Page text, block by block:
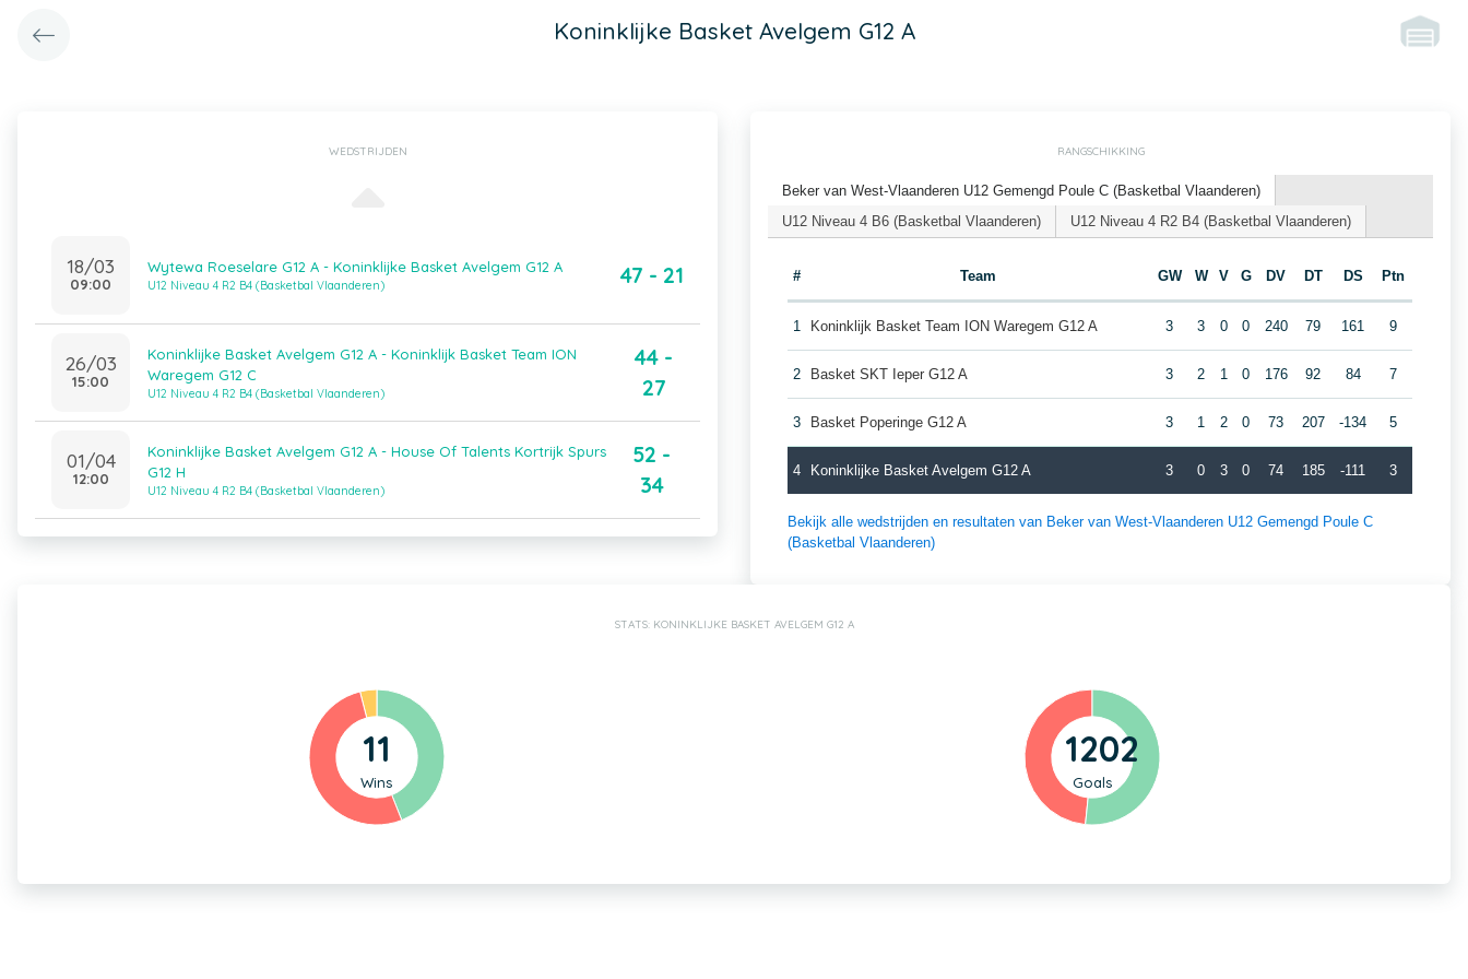
Koninklijke Basket Avelgem G12 A
WEDSTRIJDEN
18/03
09:00
Wytewa Roeselare G12 A - Koninklijke Basket Avelgem G12 A
U12 Niveau 4 R2 B4 (Basketbal Vlaanderen) 47 - 21
26/03
15:00
Koninklijke Basket Avelgem G12 A - Koninklijk Basket Team ION
Waregem G12 C
U12 Niveau 4 R2 B4 (Basketbal Vlaanderen)
44 -
27
01/04
12:00
Koninklijke Basket Avelgem G12 A - House Of Talents Kortrijk Spurs
G12 H
U12 Niveau 4 R2 B4 (Basketbal Vlaanderen)
52 -
34
RANGSCHIKKING
Beker van West-Vlaanderen U12 Gemengd Poule C (Basketbal Vlaanderen)
U12 Niveau 4 B6 (Basketbal Vlaanderen)
U12 Niveau 4 R2 B4 (Basketbal Vlaanderen)
# Team GW W V G DV DT DS Ptn
1 Koninklijk Basket Team ION Waregem G12 A 3 3 0 0 240 79 161 9
2 Basket SKT Ieper G12 A 3 2 1 0 176 92 84 7
3 Basket Poperinge G12 A 3 1 2 0 73 207 -134 5
4 Koninklijke Basket Avelgem G12 A 3 0 3 0 74 185 -111 3
Bekijk alle wedstrijden en resultaten van Beker van West-Vlaanderen U12 Gemengd Poule C
(Basketbal Vlaanderen)
STATS: KONINKLIJKE BASKET AVELGEM G12 A
11
Wins
1202
Goals